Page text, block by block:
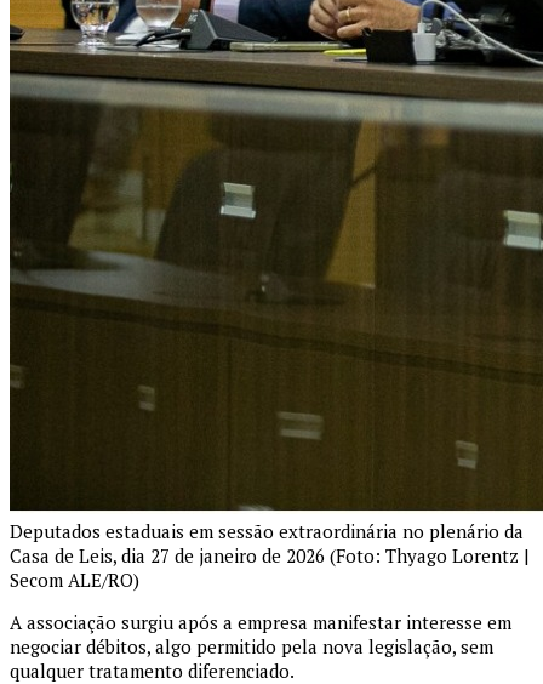
Deputados estaduais em sessão extraordinária no plenário da
Casa de Leis, dia 27 de janeiro de 2026 (Foto: Thyago Lorentz |
Secom ALE/RO)
A associação surgiu após a empresa manifestar interesse em
negociar débitos, algo permitido pela nova legislação, sem
qualquer tratamento diferenciado.